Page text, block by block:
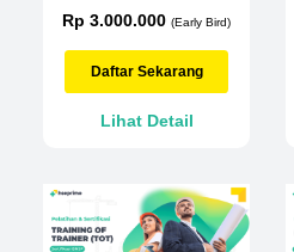
Rp 3.000.000 (Early Bird)
Daftar Sekarang
Lihat Detail